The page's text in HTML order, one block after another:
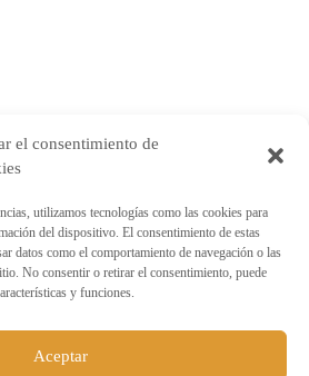
el consentimiento de
utilizamos tecnologías como las cookies para
del dispositivo. El consentimiento de estas
datos como el comportamiento de navegación o las
No consentir o retirar el consentimiento, puede
y funciones.
Aceptar